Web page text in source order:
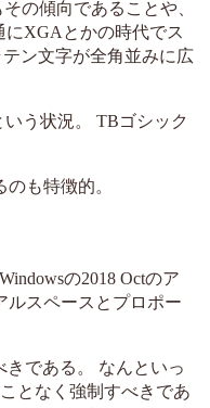
の傾向であることや、
XGAとかの時代でス
ン文字が全角並みに広
う状況。 TBゴシック
も特徴的。
の2018 Octのア
ルスペースとプロポー
である。 なんといっ
となく強制すべきであ